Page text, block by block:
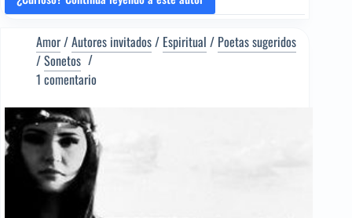
¿PERO
COÑO
ES
Amor/Autores invitados/ Espiritual / Poetas sugeridos
/Sonetos
1 comentario